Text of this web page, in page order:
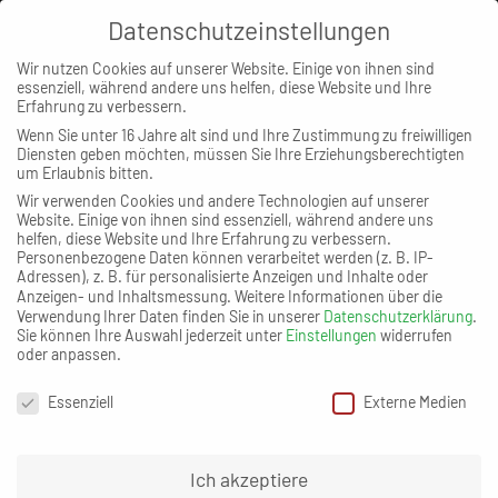
MENÜ
VOR BERLIN: AUCH
NÜRNBERG FÜR FELIX
EINE REISE WERT
Zurück zur Artikelübersicht
Datenschutzeinstellungen
Wir nutzen Cookies auf unserer Website. Einige von ihnen sind
essenziell, während andere uns helfen, diese Website und Ihre
Erfahrung zu verbessern.
Wenn Sie unter 16 Jahre alt sind und Ihre Zustimmung zu freiwilligen
Diensten geben möchten, müssen Sie Ihre Erziehungsberechtigten
um Erlaubnis bitten.
Wir verwenden Cookies und andere Technologien auf unserer
Website. Einige von ihnen sind essenziell, während andere uns
helfen, diese Website und Ihre Erfahrung zu verbessern.
Personenbezogene Daten können verarbeitet werden (z. B. IP-
Adressen), z. B. für personalisierte Anzeigen und Inhalte oder
Anzeigen- und Inhaltsmessung. Weitere Informationen über die
Verwendung Ihrer Daten finden Sie in unserer Datenschutzerklärung.
Sie können Ihre Auswahl jederzeit unter Einstellungen widerrufen
oder anpassen.
Essenziell
Externe Medien
Ich akzeptiere